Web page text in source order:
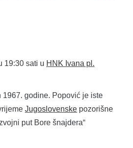
19:30 sati u HNK Ivana pl.
1967. godine. Popović je iste
Jugoslovenske pozorišne
put Bore šnajdera“